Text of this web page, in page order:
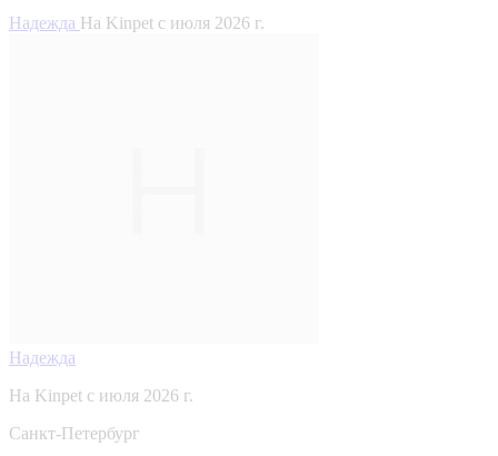
Надежда На Kinpet c июля 2026 г.
Надежда
На Kinpet c июля 2026 г.
Санкт-Петербург